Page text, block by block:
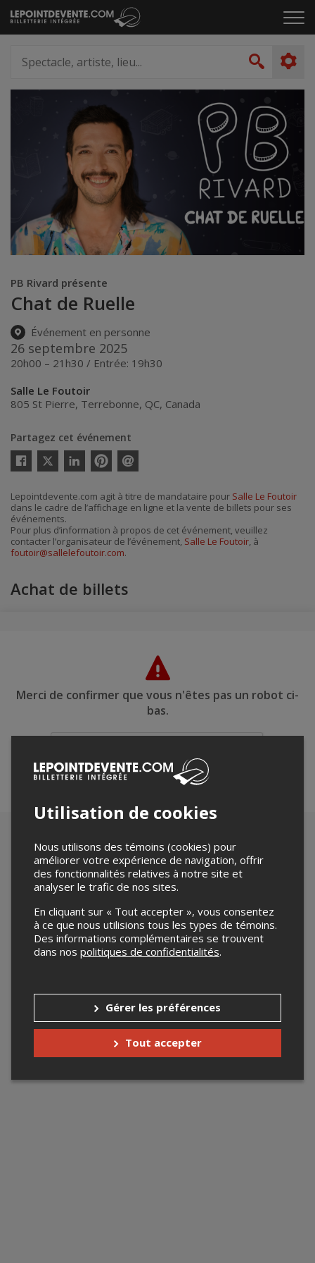
Passer
au
le
artiste,
lieu...
PB Rivard présente
Chat de Ruelle
Événement en personne
26 septembre 2025
20h00 – 21h30 / Entrée: 19h30
Salle Le Foutoir
805 St Pierre, Terrebonne, QC, Canada
Partagez cet événement
Twitter
courriel
Lepointdevente.com agit à titre de mandataire pour Salle Le Foutoir
dans le cadre de l’affichage en ligne et la vente de billets pour ses
événements.
Pour plus d’information à propos de cet événement, veuillez
contacter l’organisateur de l’événement, Salle Le Foutoir, à
foutoir@sallelefoutoir.com.
Achat de billets
Merci de confirmer que vous n'êtes pas un robot ci-
bas.
Utilisation de cookies
Nous utilisons des témoins (cookies) pour
améliorer votre expérience de navigation, offrir
des fonctionnalités relatives à notre site et
analyser le trafic de nos sites.
En cliquant sur « Tout accepter », vous consentez
à ce que nous utilisions tous les types de témoins.
Des informations complémentaires se trouvent
dans nos politiques de confidentialités.
Gérer les préférences
Tout accepter